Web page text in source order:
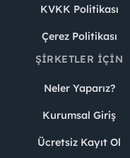
KVKK Politikası
Çerez Politikası
ŞIRKETLER İÇIN
Neler Yaparız?
Kurumsal Giriş
Ücretsiz Kayıt Ol